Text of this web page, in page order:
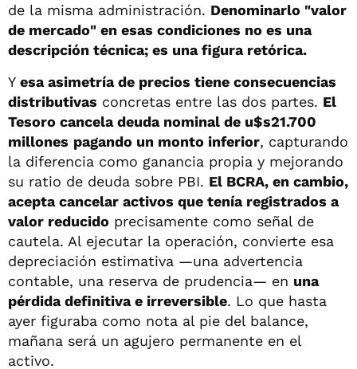
de la misma administración. Denominarlo "valor
de mercado" en esas condiciones no es una
descripción técnica; es una figura retórica.
Y esa asimetría de precios tiene consecuencias
distributivas concretas entre las dos partes. El
Tesoro cancela deuda nominal de u$s21.700
millones pagando un monto inferior, capturando
la diferencia como ganancia propia y mejorando
su ratio de deuda sobre PBI. El BCRA, en cambio,
acepta cancelar activos que tenía registrados a
valor reducido precisamente como señal de
cautela. Al ejecutar la operación, convierte esa
depreciación estimativa —una advertencia
contable, una reserva de prudencia— en una
pérdida definitiva e irreversible. Lo que hasta
ayer figuraba como nota al pie del balance,
mañana será un agujero permanente en el
activo.